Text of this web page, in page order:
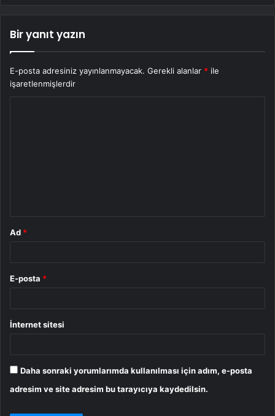
Bir yanıt yazın
E-posta adresiniz yayınlanmayacak. Gerekli alanlar * ile
işaretlenmişlerdir
Ad *
E-posta *
İnternet sitesi
Daha sonraki yorumlarımda kullanılması için adım, e-posta
adresim ve site adresim bu tarayıcıya kaydedilsin.